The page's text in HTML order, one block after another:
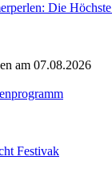
Die
am 07.08.2026
Festivak